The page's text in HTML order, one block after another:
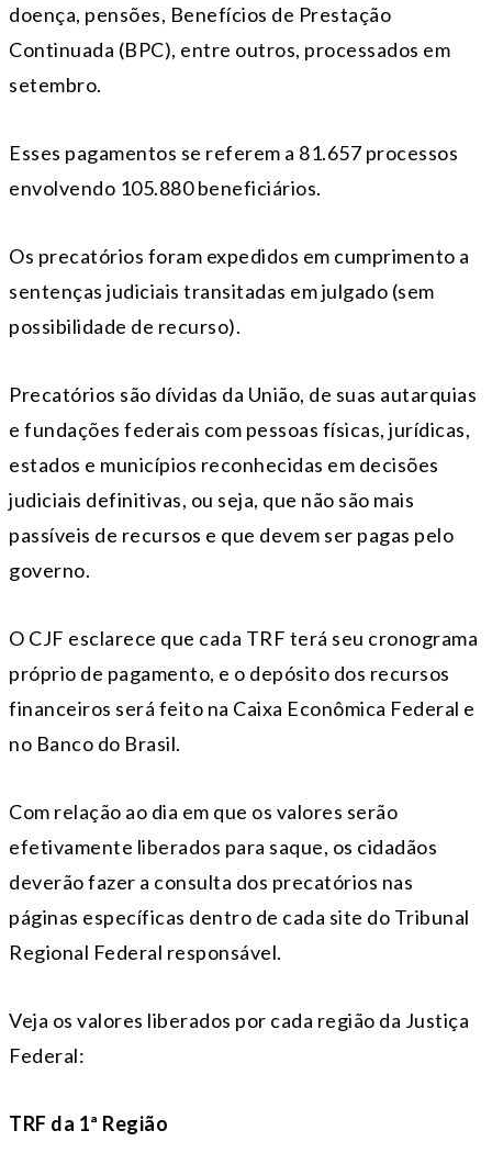
doença, pensões, Benefícios de Prestação
Continuada (BPC), entre outros, processados em
setembro.
Esses pagamentos se referem a 81.657 processos
envolvendo 105.880 beneficiários.
Os precatórios foram expedidos em cumprimento a
sentenças judiciais transitadas em julgado (sem
possibilidade de recurso).
Precatórios são dívidas da União, de suas autarquias
e fundações federais com pessoas físicas, jurídicas,
estados e municípios reconhecidas em decisões
judiciais definitivas, ou seja, que não são mais
passíveis de recursos e que devem ser pagas pelo
governo.
O CJF esclarece que cada TRF terá seu cronograma
próprio de pagamento, e o depósito dos recursos
financeiros será feito na Caixa Econômica Federal e
no Banco do Brasil.
Com relação ao dia em que os valores serão
efetivamente liberados para saque, os cidadãos
deverão fazer a consulta dos precatórios nas
páginas específicas dentro de cada site do Tribunal
Regional Federal responsável.
Veja os valores liberados por cada região da Justiça
Federal:
TRF da 1ª Região